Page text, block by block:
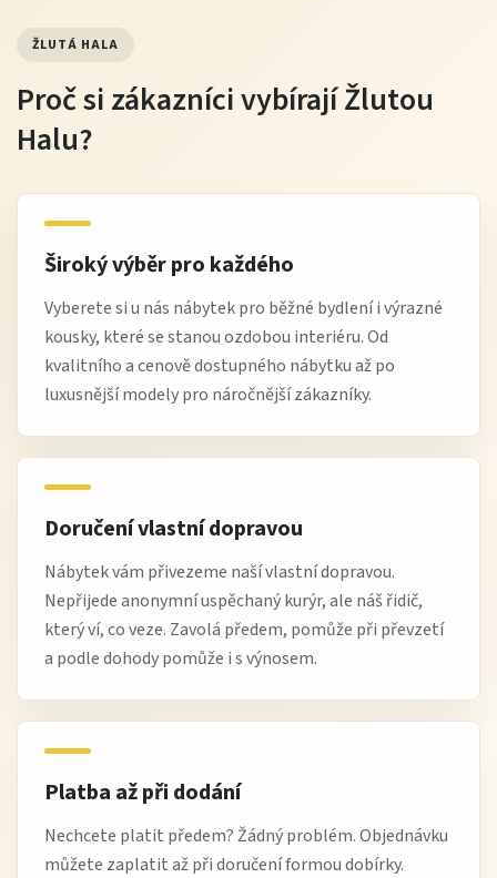
ŽLUTÁ HALA
Proč si zákazníci vybírají Žlutou
Halu?
Široký výběr pro každého
Vyberete si u nás nábytek pro běžné bydlení i výrazné
kousky, které se stanou ozdobou interiéru. Od
kvalitního a cenově dostupného nábytku až po
luxusnější modely pro náročnější zákazníky.
Doručení vlastní dopravou
Nábytek vám přivezeme naší vlastní dopravou.
Nepřijede anonymní uspěchaný kurýr, ale náš řidič,
který ví, co veze. Zavolá předem, pomůže při převzetí
a podle dohody pomůže i s výnosem.
Platba až při dodání
Nechcete platit předem? Žádný problém. Objednávku
můžete zaplatit až při doručení formou dobírky.